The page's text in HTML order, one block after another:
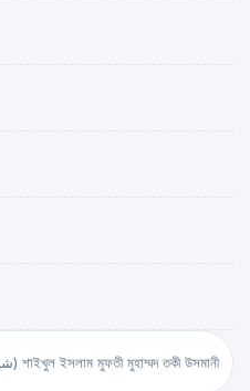
(شيخ الاسلام مفتي محمد تقي عثماني) শাইখুল ইসলাম মুফতী মুহাম্মদ তকী উসমানী